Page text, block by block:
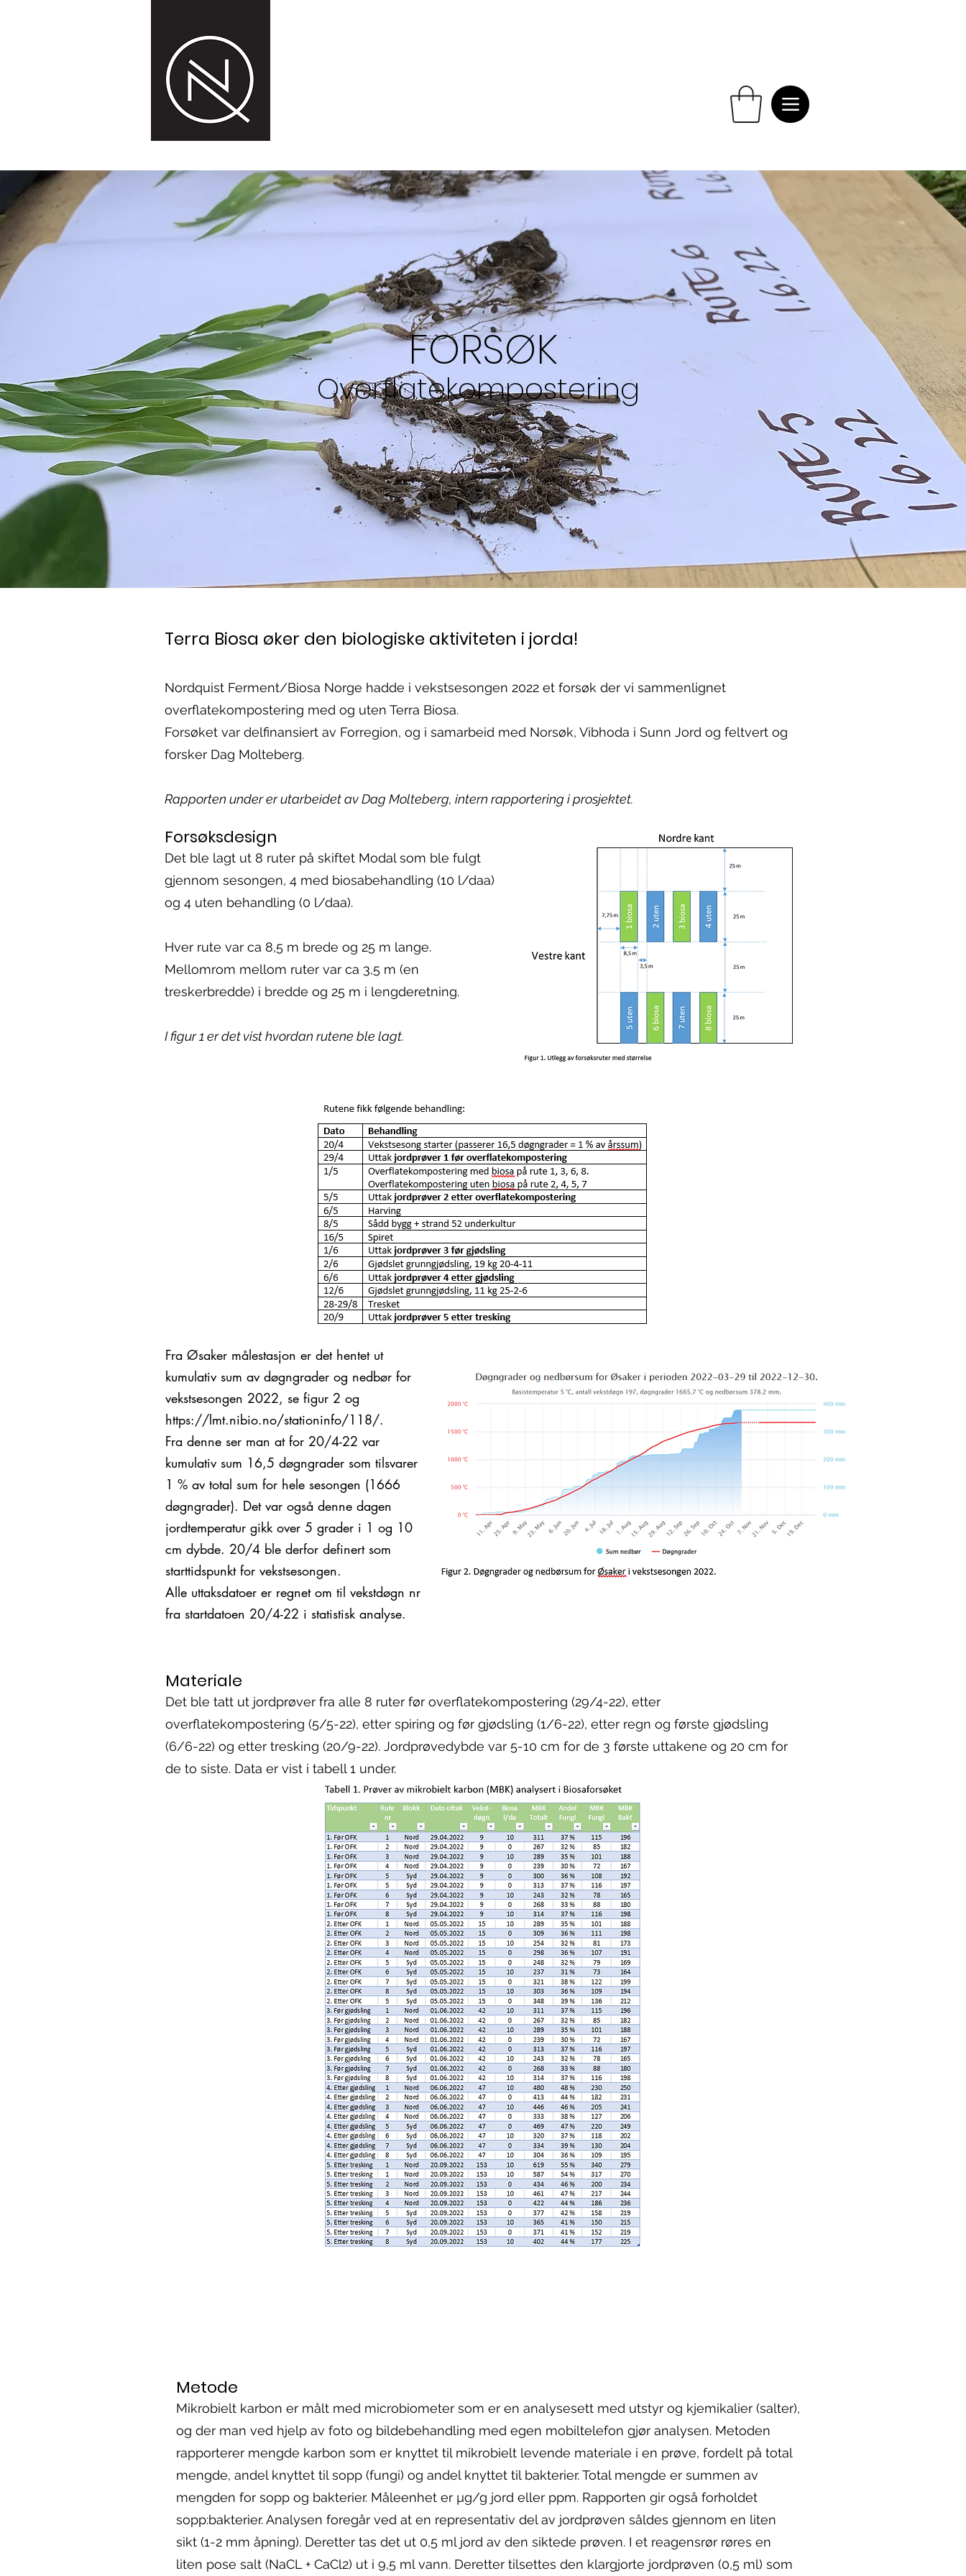
FORSØK
Overflatekompostering
Terra Biosa øker den biologiske aktiviteten i jorda!
Nordquist Ferment/Biosa Norge hadde i vekstsesongen 2022 et forsøk der vi sammenlignet
overflatekompostering med og uten Terra Biosa.
Forsøket var delfinansiert av Forregion, og i samarbeid med Norsøk, Vibhoda i Sunn Jord og feltvert og
forsker Dag Molteberg.
Rapporten under er utarbeidet av Dag Molteberg, intern rapportering i prosjektet.
Forsøksdesign
Det ble lagt ut 8 ruter på skiftet Modal som ble fulgt
gjennom sesongen, 4 med biosabehandling (10 l/daa)
og 4 uten behandling (0 l/daa).
Hver rute var ca 8,5 m brede og 25 m lange.
Mellomrom mellom ruter var ca 3,5 m (en
treskerbredde) i bredde og 25 m i lengderetning.
I figur 1 er det vist hvordan rutene ble lagt.
Fra Øsaker målestasjon er det hentet ut
kumulativ sum av døgngrader og nedbør for
vekstsesongen 2022, se figur 2 og
https://lmt.nibio.no/stationinfo/118/.
Fra denne ser man at for 20/4-22 var
kumulativ sum 16,5 døgngrader som tilsvarer
1 % av total sum for hele sesongen (1666
døgngrader). Det var også denne dagen
jordtemperatur gikk over 5 grader i 1 og 10
cm dybde. 20/4 ble derfor definert som
starttidspunkt for vekstsesongen.
Alle uttaksdatoer er regnet om til vekstdøgn nr
fra startdatoen 20/4-22 i statistisk analyse.
Materiale
Det ble tatt ut jordprøver fra alle 8 ruter før overflatekompostering (29/4-22), etter
overflatekompostering (5/5-22), etter spiring og før gjødsling (1/6-22), etter regn og første gjødsling
(6/6-22) og etter tresking (20/9-22). Jordprøvedybde var 5-10 cm for de 3 første uttakene og 20 cm for
de to siste. Data er vist i tabell 1 under.
Metode
Mikrobielt karbon er målt med microbiometer som er en analysesett med utstyr og kjemikalier (salter),
og der man ved hjelp av foto og bildebehandling med egen mobiltelefon gjør analysen. Metoden
rapporterer mengde karbon som er knyttet til mikrobielt levende materiale i en prøve, fordelt på total
mengde, andel knyttet til sopp (fungi) og andel knyttet til bakterier. Total mengde er summen av
mengden for sopp og bakterier. Måleenhet er µg/g jord eller ppm. Rapporten gir også forholdet
sopp:bakterier. Analysen foregår ved at en representativ del av jordprøven såldes gjennom en liten
sikt (1-2 mm åpning). Deretter tas det ut 0,5 ml jord av den siktede prøven. I et reagensrør røres en
liten pose salt (NaCL + CaCl2) ut i 9,5 ml vann. Deretter tilsettes den klargjorte jordprøven (0,5 ml) som